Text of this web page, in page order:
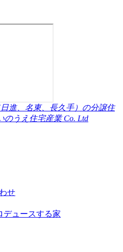
進、名東、長久手）の分譲住
のうえ住宅産業 Co. Ltd
せ